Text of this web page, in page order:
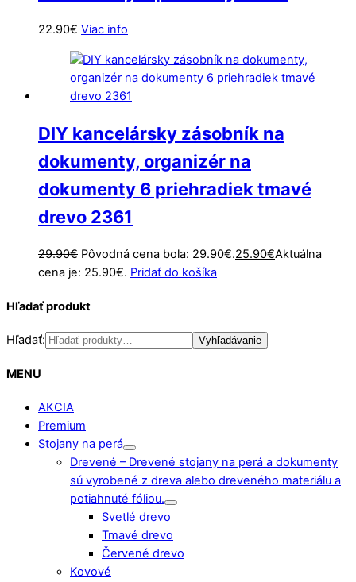
22.90€ Viac info
DIY kancelársky zásobník na
dokumenty, organizér na
dokumenty 6 priehradiek tmavé
drevo 2361
29.90€ Pôvodná cena bola: 29.90€.25.90€Aktuálna
cena je: 25.90€. Pridať do košíka
Hľadať produkt
Hľadať: Vyhľadávanie
MENU
AKCIA
Premium
Stojany na perá
Drevené – Drevené stojany na perá a dokumenty
sú vyrobené z dreva alebo dreveného materiálu a
potiahnuté fóliou.
Svetlé drevo
Tmavé drevo
Červené drevo
Kovové